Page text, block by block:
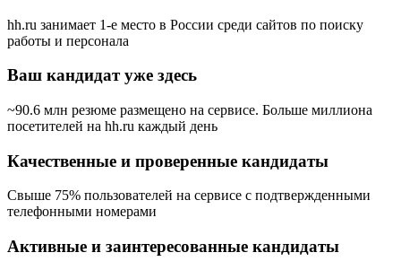
hh.ru занимает 1-е место в России среди сайтов по поиску
работы и персонала
Ваш кандидат уже здесь
~90.6 млн резюме размещено на сервисе. Больше миллиона
посетителей на hh.ru каждый день
Качественные и проверенные кандидаты
Свыше 75% пользователей на сервисе с подтвержденными
телефонными номерами
Активные и заинтересованные кандидаты